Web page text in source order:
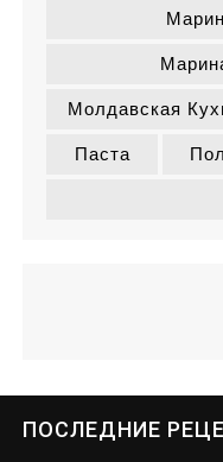
Молдавская
Паста
ПОСЛЕДНИЕ